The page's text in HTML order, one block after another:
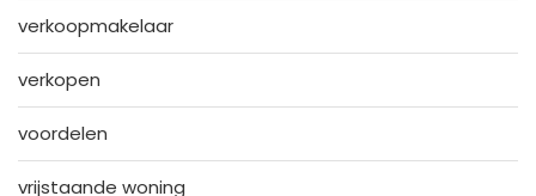
verkoopmakelaar
verkopen
voordelen
vrijstaande woning